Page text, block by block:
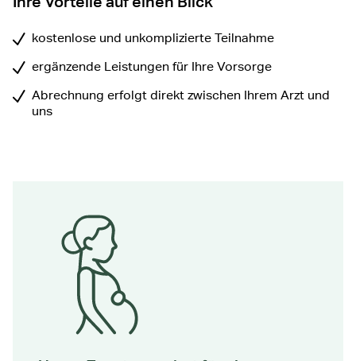
kostenlose und unkomplizierte Teilnahme
ergänzende Leistungen für Ihre Vorsorge
Abrechnung erfolgt direkt zwischen Ihrem Arzt und
uns